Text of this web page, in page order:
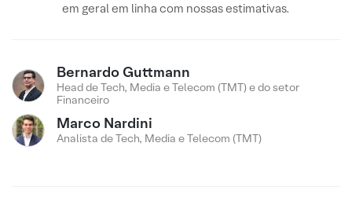
em geral em linha com nossas estimativas.
Bernardo Guttmann
Head de Tech, Media e Telecom (TMT) e do setor
Financeiro
Marco Nardini
Analista de Tech, Media e Telecom (TMT)